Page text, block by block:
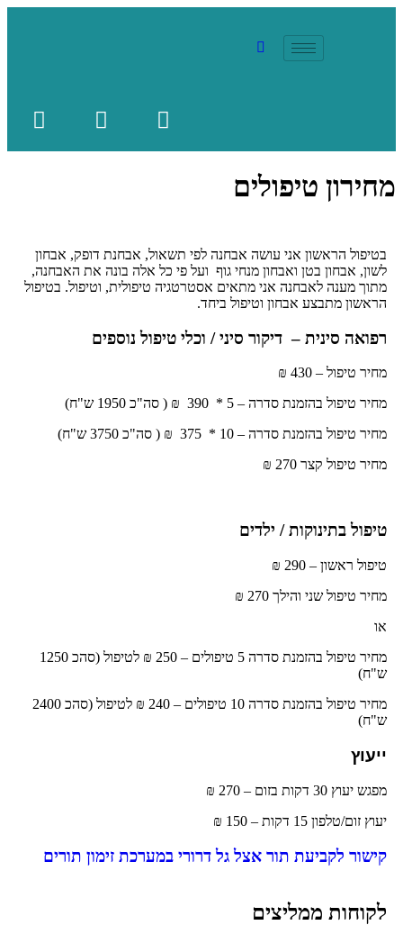
מחירון טיפולים
בטיפול הראשון אני עושה אבחנה לפי תשאול, אבחנת דופק, אבחון
לשון, אבחון בטן ואבחון מנחי גוף ועל פי כל אלה בונה את האבחנה,
מתוך מענה לאבחנה אני מתאים אסטרטגיה טיפולית, וטיפול. בטיפול
הראשון מתבצע אבחון וטיפול ביחד.
רפואה סינית – דיקור סיני / וכלי טיפול נוספים
מחיר טיפול – 430
₪
מחיר טיפול בהזמנת סדרה – 5 * 390 ₪ ( סה"כ 1950 ש"ח)
מחיר טיפול בהזמנת סדרה – 10 * 375 ₪ ( סה"כ 3750 ש"ח)
מחיר טיפול קצר 270
₪
טיפול בתינוקות / ילדים
טיפול ראשון –
מחיר טיפול שני והילך 270
₪
או
מחיר טיפול בהזמנת סדרה 5 טיפולים – 250 ₪ לטיפול (סהכ 1250
ש"ח)
מחיר טיפול בהזמנת סדרה 10 טיפולים – 240 ₪ לטיפול
(סהכ 2400
ש"ח)
ייעוץ
מפגש יעוץ 30 דקות בזום – 270 ₪
יעוץ זום/טלפון 15 דקות – 150 ₪
קישור לקביעת תור אצל גל דרורי במערכת זימון תורים
לקוחות ממליצים